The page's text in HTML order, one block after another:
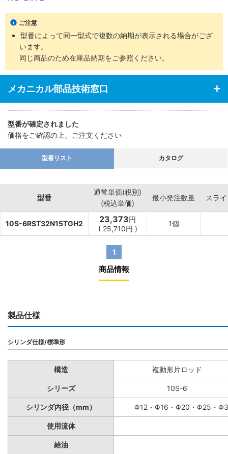
・ロッド先端部仕様は、めねじ、おねじの2タイプを用意
・支持金具の種類、ロッド先端部の付属品など豊富に揃え幅広い用
途に対応
ご注意
型番によって同一型式で複数の納期が表示される場合がござ
います。
同じ商品のため在庫品納期をご参照ください。
メカニカル部品技術窓口
型番が確定されました
価格をご確認の上、ご注文ください
型番リスト カタログ
型番
通常単価(税別)
(税込単価)
最小発注数量 スラ
10S-6RST32N15TGH2 23,373円
( 25,710円 )
1個
1
商品情報
製品仕様
シリンダ仕様/標準形
構造 複動形片ロッド
シリーズ 10S-6
シリンダ内径（mm） Φ12・Φ16・Φ20・Φ25・
使用流体
給油